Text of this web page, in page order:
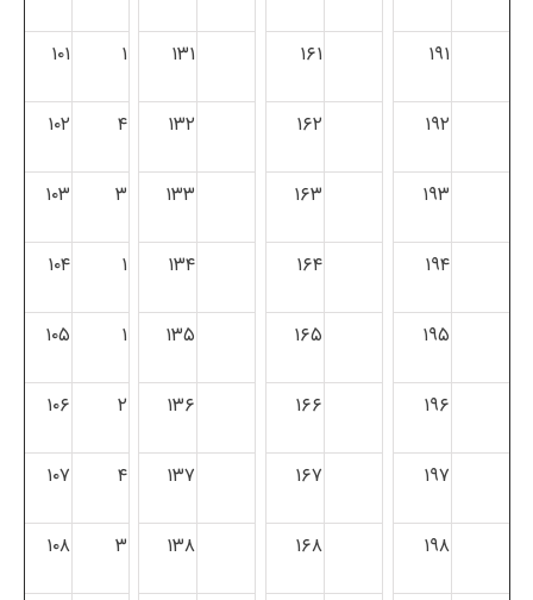
۱۹۱ ۱۶۱ ۱۳۱ ۱ ۱۰۱
۱۹۲ ۱۶۲ ۱۳۲ ۴ ۱۰۲
۱۹۳ ۱۶۳ ۱۳۳ ۳ ۱۰۳
۱۹۴ ۱۶۴ ۱۳۴ ۱ ۱۰۴
۱۹۵ ۱۶۵ ۱۳۵ ۱ ۱۰۵
۱۹۶ ۱۶۶ ۱۳۶ ۲ ۱۰۶
۱۹۷ ۱۶۷ ۱۳۷ ۴ ۱۰۷
۱۹۸ ۱۶۸ ۱۳۸ ۳ ۱۰۸